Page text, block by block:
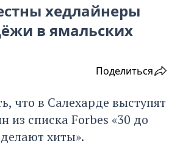
хедлайнеры
в ямальских
Поделиться
что в Салехарде выступят
из списка Forbes «30 до
хиты».